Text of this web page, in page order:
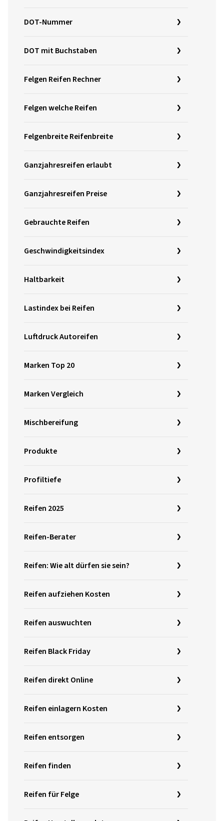
DOT-Nummer
DOT mit Buchstaben
Felgen Reifen Rechner
Felgen welche Reifen
Felgenbreite Reifenbreite
Ganzjahresreifen erlaubt
Ganzjahresreifen Preise
Gebrauchte Reifen
Geschwindigkeitsindex
Haltbarkeit
Lastindex bei Reifen
Luftdruck Autoreifen
Marken Top 20
Marken Vergleich
Mischbereifung
Produkte
Profiltiefe
Reifen 2025
Reifen-Berater
Reifen: Wie alt dürfen sie sein?
Reifen aufziehen Kosten
Reifen auswuchten
Reifen Black Friday
Reifen direkt Online
Reifen einlagern Kosten
Reifen entsorgen
Reifen finden
Reifen für Felge